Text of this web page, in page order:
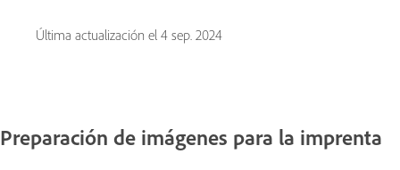
Última actualización el 4 sep. 2024
Preparación de imágenes para la imprenta